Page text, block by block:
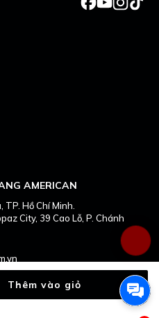
Thêm vào giỏ
AMERICAN
Hồ Chí Minh.
City, 39 Cao Lỗ, P. Chánh